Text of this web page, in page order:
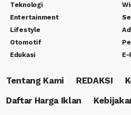
Teknologi
Entertainment
Lifestyle
Otomotif
Edukasi
E-
Tentang Kami REDAKSI
Daftar Harga Iklan